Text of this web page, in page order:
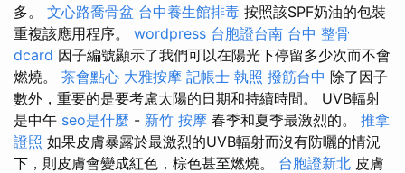
多。 文心路喬骨盆 台中養生館排毒 按照該SPF奶油的包裝
重複該應用程序。 wordpress 台胞證台南 台中 整骨
dcard 因子編號顯示了我們可以在陽光下停留多少次而不會
燃燒。 茶會點心 大雅按摩 記帳士 執照 撥筋台中 除了因子
數外，重要的是要考慮太陽的日期和持續時間。 UVB輻射
是中午 seo是什麼 - 新竹 按摩 春季和夏季最激烈的。 推拿
證照 如果皮膚暴露於最激烈的UVB輻射而沒有防曬的情況
下，則皮膚會變成紅色，棕色甚至燃燒。 台胞證新北 皮膚